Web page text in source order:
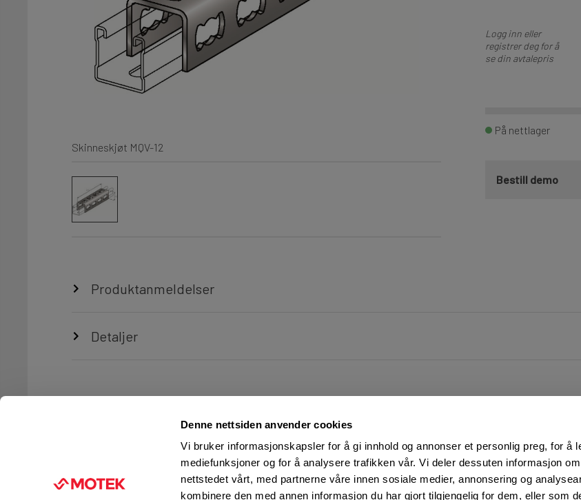
Denne nettsiden anvender cookies
Vi bruker informasjonskapsler for å gi innhold og annonser et personlig preg, for å
mediefunksjoner og for å analysere trafikken vår. Vi deler dessuten informasjon
nettstedet vårt, med partnerne våre innen sosiale medier, annonsering og
kombinere den med annen informasjon du har gjort tilgjengelig for dem, eller som
Skinneskjøt MQV-12
Logg inn eller
registrer deg for å
se din avtalepris
På nettlager
Bestill demo
Produktanmeldelser
Detaljer
FIRMAINFORMASJON
TJENESTER
FØLG OSS PÅ
KUNDESERVICE: